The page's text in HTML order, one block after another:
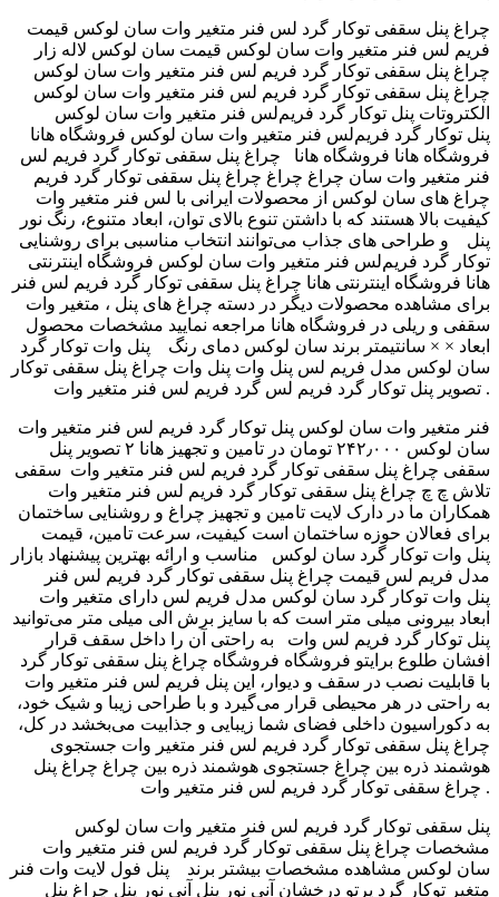
لس فنر متغیر وات سان لوکس قیمت‬‎ چراغ پنل سقفی توکار گرد
فریم لس فنر متغیر وات سان لوکس قیمت سان لوکس لاله زار
‫چراغ پنل سقفی توکار گرد فریم لس فنر متغیر وات سان لوکس‬‎
چراغ پنل سقفی توکار گرد فریم لس فنر متغیر وات سان لوکس
الکتروتات ‫پنل توکار گرد فریم‌لس فنر متغیر وات سان لوکس
فروشگاه هانا‬‎ پنل توکار گرد فریم‌لس فنر متغیر وات سان لوکس
فروشگاه هانا فروشگاه هانا چراغ پنل سقفی توکار گرد فریم لس
فنر متغیر وات سان چراغ چراغ ‫چراغ پنل سقفی توکار گرد فریم
لس فنر متغیر وات ‬‎ چراغ های سان لوکس از محصولات ایرانی با
کیفیت بالا هستند که با داشتن تنوع بالای توان، ابعاد متنوع، رنگ نور
و طراحی های جذاب می‌توانند انتخاب مناسبی برای روشنایی ‎ ‎ پنل
توکار گرد فریم‌لس فنر متغیر وات سان لوکس فروشگاه اینترنتی
هانا فروشگاه اینترنتی هانا ‫چراغ پنل سقفی توکار گرد فریم لس فنر
متغیر وات ‬‎ برای مشاهده محصولات دیگر در دسته چراغ های پنل ،
سقفی و ریلی در فروشگاه هانا مراجعه نمایید مشخصات محصول
ابعاد × × سانتیمتر برند سان لوکس دمای رنگ پنل وات توکار گرد
سان لوکس مدل فریم لس پنل وات پنل وات ‫چراغ پنل سقفی توکار
گرد فریم لس فنر متغیر وات ‬‎ تصویر پنل توکار گرد فریم‌ لس .
فنر متغیر وات سان لوکس پنل توکار گرد فریم‌ لس فنر متغیر وات
سان لوکس ۲۴۲٫۰۰۰ تومان در تامین و تجهیز هانا ۲ تصویر پنل
سقفی ‎ سقفی چراغ پنل سقفی توکار گرد فریم لس فنر متغیر وات
چ چ ‫چراغ پنل سقفی توکار گرد فریم لس فنر متغیر وات ‬‎ تلاش
همکاران ما در دارک لایت تامین و تجهیز چراغ و روشنایی ساختمان
برای فعالان حوزه ساختمان است کیفیت، سرعت تامین، قیمت
مناسب و ارائه بهترین پیشنهاد بازار ‎ پنل وات توکار گرد سان لوکس
مدل فریم لس قیمت ‫چراغ پنل سقفی توکار گرد فریم لس فنر
متغیر وات ‬‎ پنل وات توکار گرد سان لوکس مدل فریم لس دارای
ابعاد بیرونی میلی متر است که با سایز برش الی میلی متر می‌توانید
به راحتی آن را داخل سقف قرار ‎ پنل توکار گرد فریم لس وات
افشان طلوع برایتو فروشگاه فروشگاه ‫چراغ پنل سقفی توکار گرد
فریم لس فنر متغیر وات ‬‎ با قابلیت نصب در سقف و دیوار، این پنل
به راحتی در هر محیطی قرار می‌گیرد و با طراحی زیبا و شیک خود،
به دکوراسیون داخلی فضای شما زیبایی و جذابیت می‌بخشد در کل،
چراغ پنل سقفی توکار گرد فریم لس فنر متغیر وات جستجوی
هوشمند ذره بین چراغ جستجوی هوشمند ذره بین چراغ ‫چراغ پنل
سقفی توکار گرد فریم لس فنر متغیر وات ‬‎ چراغ .
پنل سقفی توکار گرد فریم لس فنر متغیر وات سان لوکس
مشخصات چراغ پنل سقفی توکار گرد فریم لس فنر متغیر وات
سان لوکس مشاهده مشخصات بیشتر برند پنل فول لایت وات فنر
متغیر توکار گرد پرتو درخشان آنی نور پنل آنی نور پنل ‫چراغ پنل